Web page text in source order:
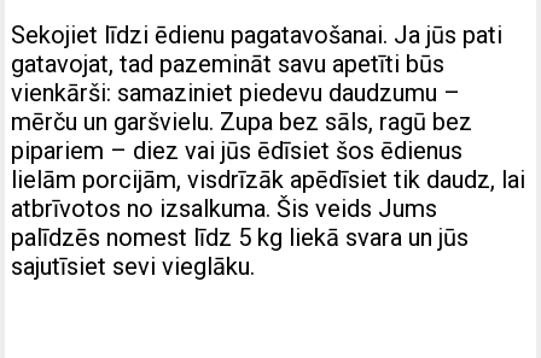
Sekojiet līdzi ēdienu pagatavošanai. Ja jūs pati
gatavojat, tad pazemināt savu apetīti būs
vienkārši: samaziniet piedevu daudzumu –
mērču un garšvielu. Zupa bez sāls, ragū bez
pipariem – diez vai jūs ēdīsiet šos ēdienus
lielām porcijām, visdrīzāk apēdīsiet tik daudz, lai
atbrīvotos no izsalkuma. Šis veids Jums
palīdzēs nomest līdz 5 kg liekā svara un jūs
sajutīsiet sevi vieglāku.